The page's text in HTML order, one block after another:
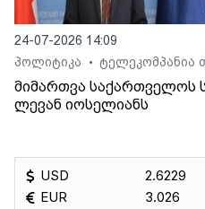
24-07-2026 14:09
პოლიტიკა
• ტელეკომპანია
მიმართვა საქართველოს
ლევან იოსელიანს
USD
EUR
2.6229
3.026